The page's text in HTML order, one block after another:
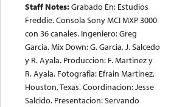
Staff Notes:Grabado En: Estudios
Freddie. Consola Sony MCI MXP 3000
con 36 canales. Ingeniero: Greg
Garcia. Mix Down: G. Garcia, J. Salcedo
y R. Ayala. Produccion: F. Martinez y
R. Ayala. Fotografia: Efrain Martinez,
Houston, Texas. Coordinacion: Jesse
Salcido. Presentacion: Servando